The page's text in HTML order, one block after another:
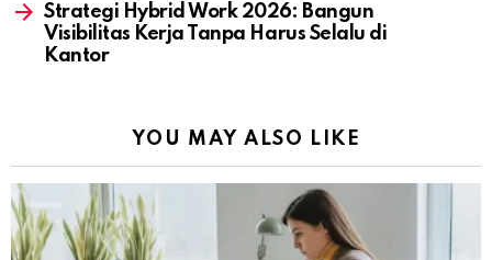
Strategi Hybrid Work 2026: Bangun
Visibilitas Kerja Tanpa Harus Selalu di
Kantor
YOU MAY ALSO LIKE